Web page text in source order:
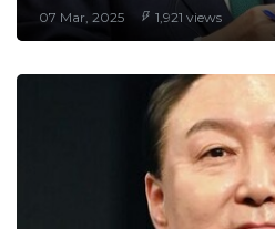
07 Mar, 2025 1,921 views